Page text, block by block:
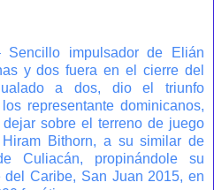
Sencillo impulsador de Elián
y dos fuera en el cierre del
a dos, dio el triunfo
representante dominicanos,
sobre el terreno de juego
Bithorn, a su similar de
Culiacán, propinándole su
Caribe, San Juan 2015, en